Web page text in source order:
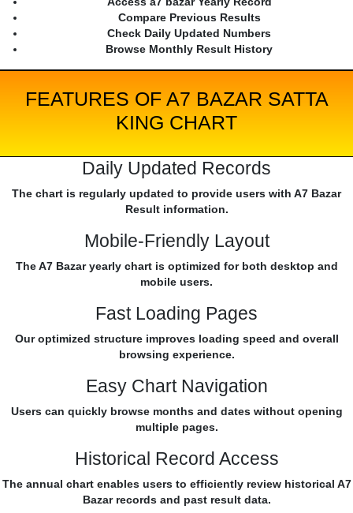
Compare Previous Results
Check Daily Updated Numbers
Browse Monthly Result History
FEATURES OF A7 BAZAR SATTA
KING CHART
Daily Updated Records
The chart is regularly updated to provide users with A7 Bazar
Result information.
Mobile-Friendly Layout
The A7 Bazar yearly chart is optimized for both desktop and
mobile users.
Fast Loading Pages
Our optimized structure improves loading speed and overall
browsing experience.
Easy Chart Navigation
Users can quickly browse months and dates without opening
multiple pages.
Historical Record Access
The annual chart enables users to efficiently review historical A7
Bazar records and past result data.